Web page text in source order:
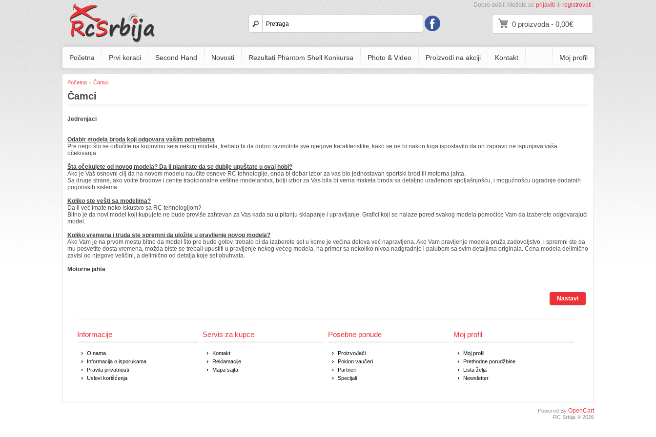
0 proizvoda - 0,00€
Dobro došli! Možete se prijaviti ili registrovati.
Početna Prvi koraci Second Hand Novosti Rezultati Phantom Shell Konkursa Photo & Video Proizvodi na akciji Kontakt Moj profil
Početna » Čamci
Čamci
Jedrenjaci
Odabir modela broda koji odgovara vašim potrebama
Pre nego što se odlučite na kupovinu seta nekog modela, trebalo bi da dobro razmotrite sve njegove karakteristike, kako se ne bi nakon toga ispostavilo da on zapravo ne ispunjava vaša
očekivanja.
Šta očekujete od novog modela? Da li planirate da se dublje upuštate u ovaj hobi?
Ako je Vaš osnovni cilj da na novom modelu naučite osnove RC tehnologije, onda bi dobar izbor za vas bio jednostavan sportski brod ili motorna jahta.
Sa druge strane, ako volite brodove i cenite tradicionalne veštine modelarstva, bolji izbor za Vas bila bi verna maketa broda sa detaljno urađenom spoljašnjošću, i mogućnošću ugradnje dodatnih
pogonskih sistema.
Koliko ste vešti sa modelima?
Da li već imate neko iskustvo sa RC tehnologijom?
Bitno je da novi model koji kupujete ne bude previše zahtevan za Vas kada su u pitanju sklapanje i upravljanje. Grafici koji se nalaze pored svakog modela pomoćiće Vam da izaberete odgovarajući
model.
Koliko vremena i truda ste spremni da uložite u pravljenje novog modela?
Ako Vam je na prvom mestu bitno da model što pre bude gotov, trebalo bi da izaberete set u kome je većina delova već napravljena. Ako Vam pravljenje modela pruža zadovoljstvo, i spremni ste da
mu posvetite dosta vremena, možda biste se trebali upustiti u pravljenje nekog većeg modela, na primer sa nekoliko nivoa nadgradnje i palubom sa svim detaljima originala. Cena modela delimično
zavisi od njegove veličini, a delimično od detalja koje set obuhvata.
Motorne jahte
Nastavi
Informacije
O nama
Informacija o isporukama
Pravila privatnosti
Uslovi korišćenja
Servis za kupce
Kontakt
Reklamacije
Mapa sajta
Posebne ponude
Proizvođači
Poklon vaučeri
Partneri
Specijali
Moj profil
Moj profil
Prethodne porudžbine
Lista želja
Newsletter
Powered By OpenCart
RC Srbija © 2026